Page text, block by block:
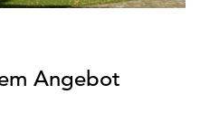
Angebot